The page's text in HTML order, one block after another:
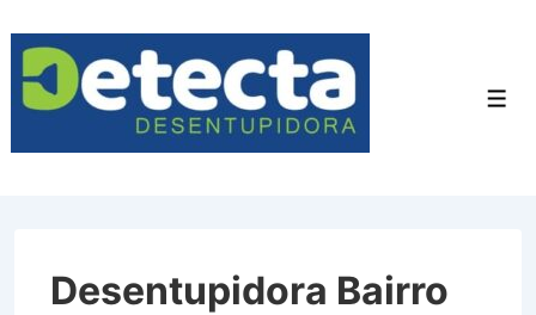
para
Conteúdo
Desentupidora Bairro